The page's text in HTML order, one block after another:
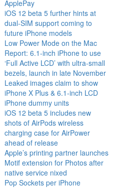
ApplePay
iOS 12 beta 5 further hints at
dual-SIM support coming to
future iPhone models
Low Power Mode on the Mac
Report: 6.1-inch iPhone to use
‘Full Active LCD’ with ultra-small
bezels, launch in late November
Leaked images claim to show
iPhone X Plus & 6.1-inch LCD
iPhone dummy units
iOS 12 beta 5 includes new
shots of AirPods wireless
charging case for AirPower
ahead of release
Apple’s printing partner launches
Motif extension for Photos after
native service nixed
Pop Sockets per iPhone